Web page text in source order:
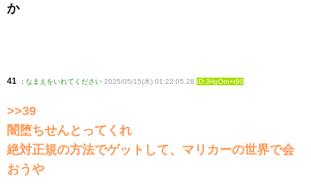
か
41 : なまえをいれてください 2025/05/15(木) 01:22:05.28 ID:JHgOm+r90
>>39
闇堕ちせんとってくれ
絶対正規の方法でゲットして、マリカーの世界で会
おうや